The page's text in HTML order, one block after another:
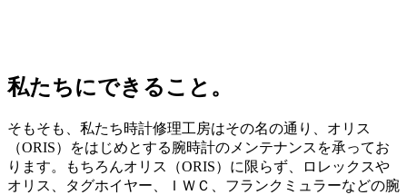
私たちにできること。
そもそも、私たち時計修理工房はその名の通り、オリス
（ORIS）をはじめとする腕時計のメンテナンスを承ってお
ります。もちろんオリス（ORIS）に限らず、ロレックスや
オリス、タグホイヤー、ＩＷＣ、フランクミュラーなどの腕